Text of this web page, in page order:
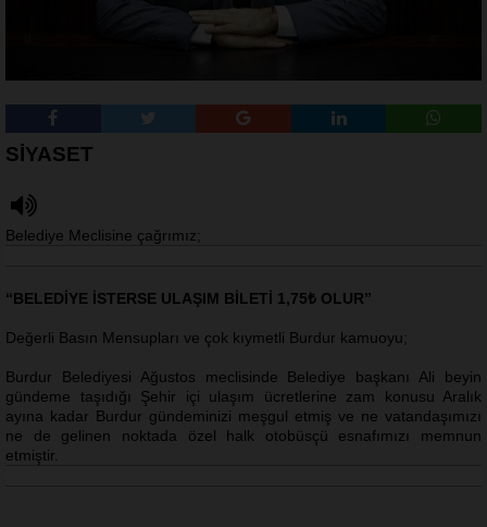
SİYASET
Belediye Meclisine çağrımız;
“BELEDİYE İSTERSE ULAŞIM BİLETİ 1,75₺ OLUR”
Değerli Basın Mensupları ve çok kıymetli Burdur kamuoyu;
Burdur Belediyesi Ağustos meclisinde Belediye başkanı Ali beyin
gündeme taşıdığı Şehir içi ulaşım ücretlerine zam konusu Aralık
ayına kadar Burdur gündeminizi meşgul etmiş ve ne vatandaşımızı
ne de gelinen noktada özel halk otobüsçü esnafımızı memnun
etmiştir.